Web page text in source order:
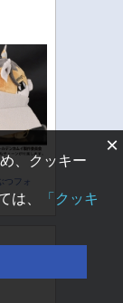
つフォ
×
、クッキー
は、
「クッキ